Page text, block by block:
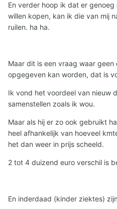
En verder hoop ik dat er
willen kopen, kan ik die van mij
ruilen. ha ha.
Maar dit is een vraag waar
opgegeven kan worden, dat is
Ik vond het voordeel van nieuw
samenstellen zoals ik wou.
Maar als hij er zo ook gebruikt
heel afhankelijk van hoeveel
het dan weer in prijs scheeld.
2 tot 4 duizend euro verschil is
En inderdaad (kinder ziektes)